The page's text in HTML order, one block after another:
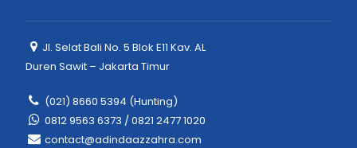
Jl. Selat Bali No. 5 Blok E11 Kav. AL
Duren Sawit – Jakarta Timur
(021) 8660 5394 (Hunting)
0812 9563 6373 / 0821 2477 1020
contact@adindaazzahra.com